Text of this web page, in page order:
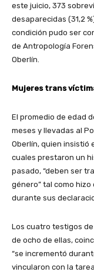
este juicio, 373
desaparecidas (31,2
condición pudo ser
de Antropología
Oberlín.
Mujeres trans
El promedio de edad
meses y llevadas al
Oberlín, quien insistió
cuales prestaron un
pasado, “deben ser
género” tal como hizo
durante sus
Los cuatro testigos
de ocho de ellas,
“se incrementó
vincularon con la